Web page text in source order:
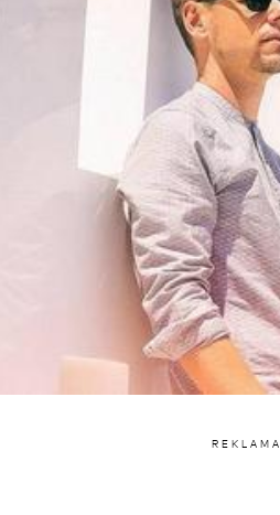
REKLAMA